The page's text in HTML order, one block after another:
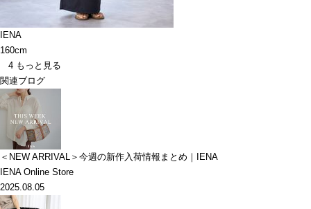
IENA
160cm
4 もっと見る
関連ブログ
＜NEW ARRIVAL＞今週の新作入荷情報まとめ｜IENA
IENA Online Store
2025.08.05